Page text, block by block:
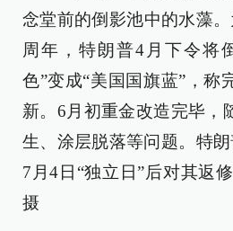
念堂前的倒影池中的水藻
周年，特朗普4月下令将
色”变成“美国国旗蓝”，称
新。6月初重金改造完毕，
生、涂层脱落等问题。特
7月4日“独立日”后对其返
摄